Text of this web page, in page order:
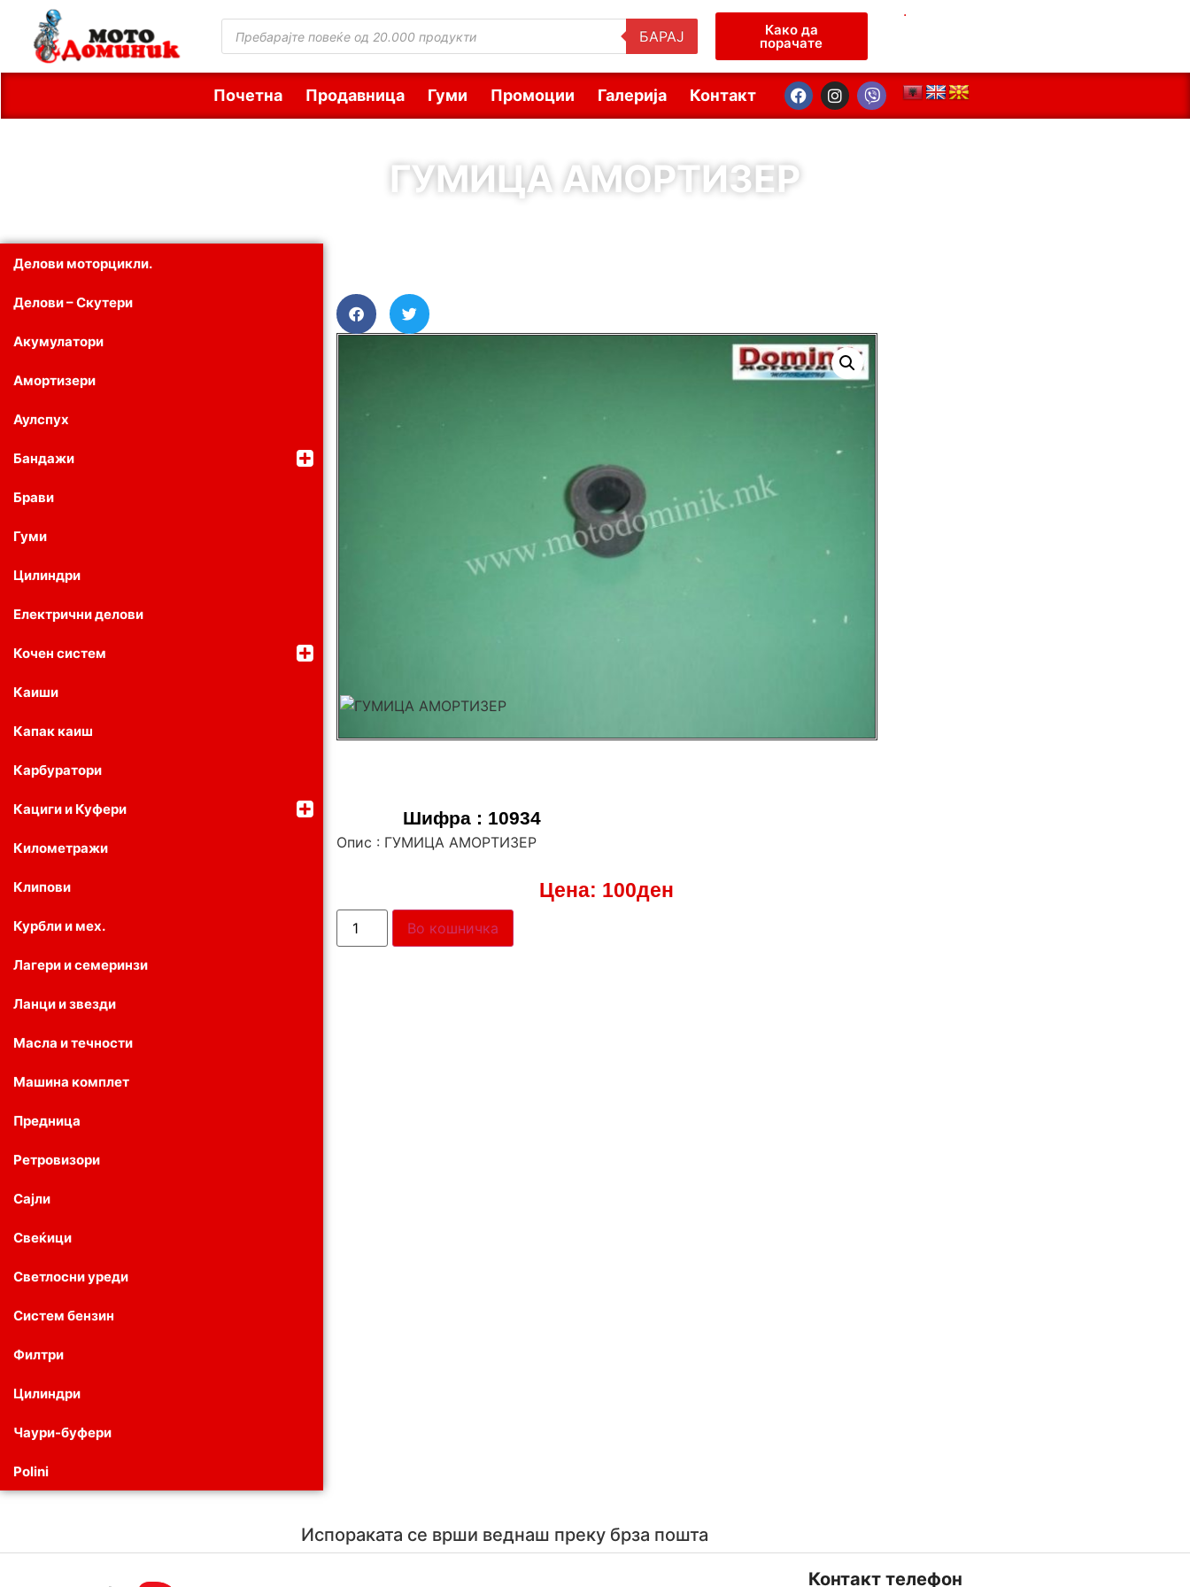
БАРАЈ Како да
порачате
.
Почетна Продавница Гуми Промоции Галерија Контакт
ГУМИЦА АМОРТИЗЕР
Делови моторцикли.
Делови – Скутери
Акумулатори
Амортизери
Аулспух
Бандажи
Брави
Гуми
Цилиндри
Електрични делови
Кочен систем
Каиши
Капак каиш
Карбуратори
Кациги и Куфери
Километражи
Клипови
Курбли и мех.
Лагери и семеринзи
Ланци и звезди
Масла и течности
Машина комплет
Предница
Ретровизори
Сајли
Свеќици
Светлосни уреди
Систем бензин
Филтри
Цилиндри
Чаури-буфери
Polini
Шифра : 10934
Опис : ГУМИЦА АМОРТИЗЕР
Цена: 100ден
Во кошничка
Испораката се врши веднаш преку брза пошта
Контакт телефон